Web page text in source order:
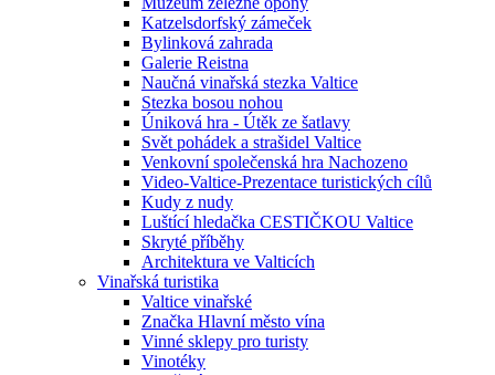
Katzelsdorfský zámeček
Bylinková zahrada
Galerie Reistna
Naučná vinařská stezka Valtice
Stezka bosou nohou
Úniková hra - Útěk ze šatlavy
Svět pohádek a strašidel Valtice
Venkovní společenská hra Nachozeno
Video-Valtice-Prezentace turistických cílů
Kudy z nudy
Luštící hledačka CESTIČKOU Valtice
Skryté příběhy
Architektura ve Valticích
Vinařská turistika
Valtice vinařské
Značka Hlavní město vína
Vinné sklepy pro turisty
Vinotéky